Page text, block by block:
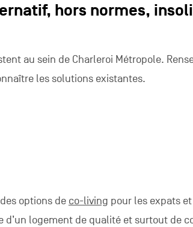
hors normes,
au sein de Charleroi Métropole.
les solutions existantes.
options de co-living pour les expats et
logement de qualité et surtout de